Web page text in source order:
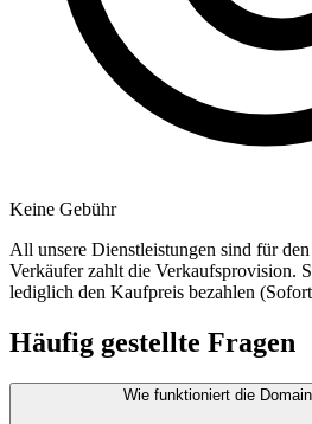
Keine Gebühr
All unsere Dienstleistungen sind für
Verkäufer zahlt die Verkaufsprovision.
lediglich den Kaufpreis bezahlen
Häufig gestellte Fragen
Wie funktioniert die